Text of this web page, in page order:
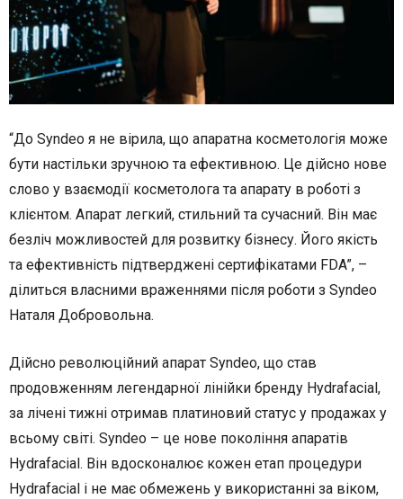
“До Syndeo я не вірила, що апаратна косметологія може
бути настільки зручною та ефективною. Це дійсно нове
слово у взаємодії косметолога та апарату в роботі з
клієнтом. Апарат легкий, стильний та сучасний. Він має
безліч можливостей для розвитку бізнесу. Його якість
та ефективність підтверджені сертифікатами FDA”, –
ділиться власними враженнями після роботи з Syndeo
Наталя Добровольна.
Дійсно революційний апарат Syndeo, що став
продовженням легендарної лінійки бренду Hydrafacial,
за лічені тижні отримав платиновий статус у продажах у
всьому світі. Syndeo – це нове покоління апаратів
Hydrafacial. Він вдосконалює кожен етап процедури
Hydrafacial і не має обмежень у використанні за віком,